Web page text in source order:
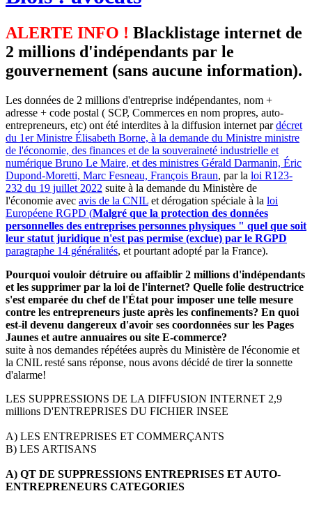
ALERTE INFO ! Blacklistage internet de
2 millions d'indépendants par le
gouvernement (sans aucune information).
Les données de 2 millions d'entreprise indépendantes, nom +
adresse + code postal ( SCP, Commerces en nom propres, auto-
entrepreneurs, etc) ont été interdites à la diffusion internet pardécret
du 1er Ministre Élisabeth Borne, à la demande du Ministre ministre
de l'économie, des finances et de la souveraineté industrielle et
numérique Bruno Le Maire, et des ministres Gérald Darmanin, Éric
Dupond-Moretti, Marc Fesneau, François Braun, par la loi R123-
232 du 19 juillet 2022 suite à la demande du Ministère de
l'économie avec avis de la CNIL et dérogation spéciale à la loi
Européene RGPD (Malgré que la protection des données
personnelles des entreprises personnes physiques " quel que soit
leur statut juridique n'est pas permise (exclue) par le RGPD
paragraphe 14 généralités, et pourtant adopté par la France).
Pourquoi vouloir détruire ou affaiblir 2 millions d'indépendants
et les supprimer par la loi de l'internet? Quelle folie destructrice
s'est emparée du chef de l'État pour imposer une telle mesure
contre les entrepreneurs juste après les confinements? En quoi
est-il devenu dangereux d'avoir ses coordonnées sur les Pages
Jaunes et autre annuaires ou site E-commerce?
suite à nos demandes répétées auprès du Ministère de l'économie et
la CNIL resté sans réponse, nous avons décidé de tirer la sonnette
d'alarme!
LES SUPPRESSIONS DE LA DIFFUSION INTERNET 2,9
millions D'ENTREPRISES DU FICHIER INSEE
A) LES ENTREPRISES ET COMMERÇANTS
B) LES ARTISANS
A) QT DE SUPPRESSIONS ENTREPRISES ET AUTO-
ENTREPRENEURS CATEGORIES